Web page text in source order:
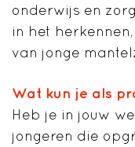
onderwijs en
in het
van jonge
Wat kun je als
Heb je in jouw
jongeren die